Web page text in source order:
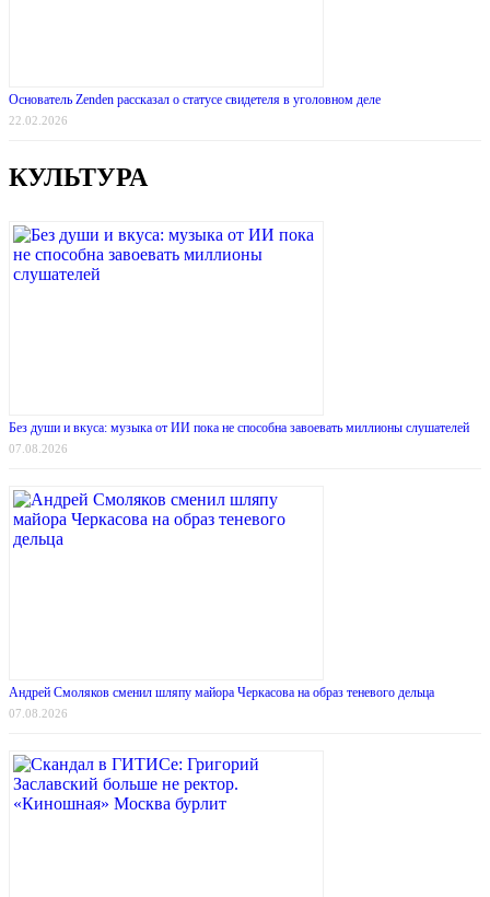
Основатель Zenden рассказал о статусе свидетеля в уголовном деле
22.02.2026
КУЛЬТУРА
Без души и вкуса: музыка от ИИ пока не способна завоевать миллионы слушателей
07.08.2026
Андрей Смоляков сменил шляпу майора Черкасова на образ теневого дельца
07.08.2026